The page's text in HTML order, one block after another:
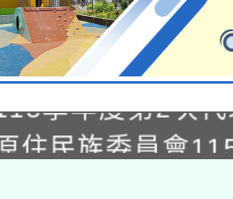
學年度第1次
甄選結果公告(
住民族委員會